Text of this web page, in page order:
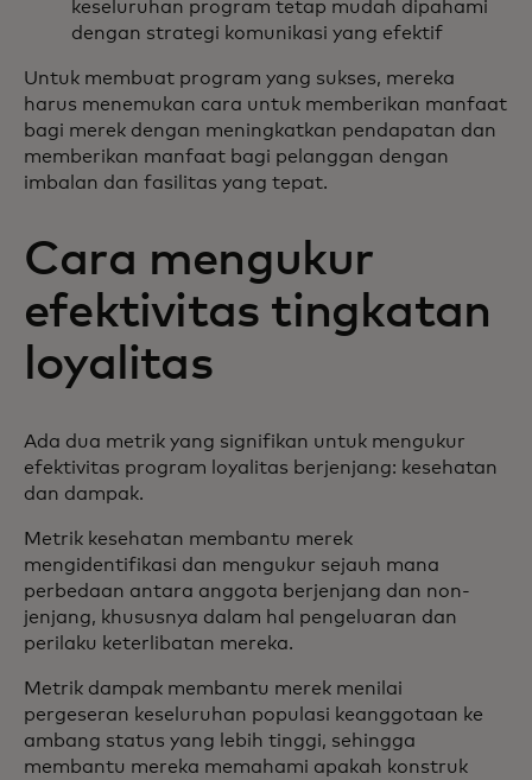
keseluruhan program tetap mudah dipahami
dengan strategi komunikasi yang efektif
Untuk membuat program yang sukses, mereka
harus menemukan cara untuk memberikan manfaat
bagi merek dengan meningkatkan pendapatan dan
memberikan manfaat bagi pelanggan dengan
imbalan dan fasilitas yang tepat.
Cara mengukur
efektivitas tingkatan
loyalitas
Ada dua metrik yang signifikan untuk mengukur
efektivitas program loyalitas berjenjang: kesehatan
dan dampak.
Metrik kesehatan membantu merek
mengidentifikasi dan mengukur sejauh mana
perbedaan antara anggota berjenjang dan non-
jenjang, khususnya dalam hal pengeluaran dan
perilaku keterlibatan mereka.
Metrik dampak membantu merek menilai
pergeseran keseluruhan populasi keanggotaan ke
ambang status yang lebih tinggi, sehingga
membantu mereka memahami apakah konstruk